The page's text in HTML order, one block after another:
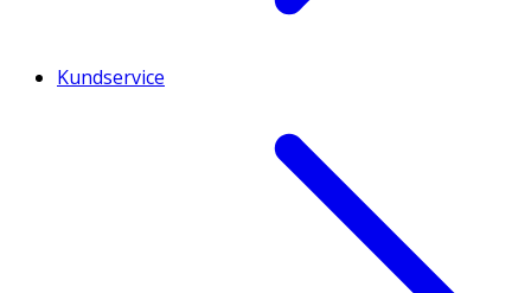
Kundservice